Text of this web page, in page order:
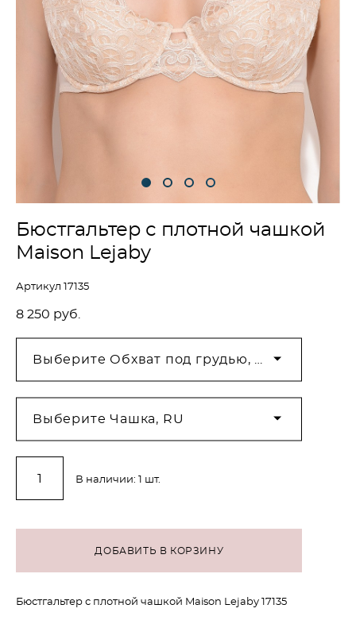
Бюстгальтер с плотной чашкой
Maison Lejaby
Артикул 17135
8 250 pуб.
Выберите Чашка, RU
В наличии: 1 шт.
ДОБАВИТЬ В КОРЗИНУ
Бюстгальтер с плотной чашкой Maison Lejaby 17135